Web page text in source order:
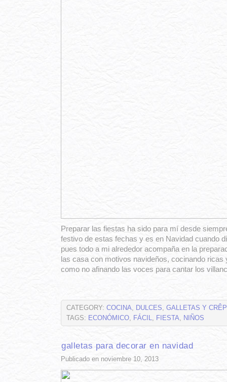
Preparar las fiestas ha sido para mí desde
festivo de estas fechas y es en Navidad cuando
pues todo a mi alrededor acompaña en la
las casa con motivos navideños, cocinando
como no afinando las voces para cantar los
CATEGORY: COCINA, DULCES, GALLETAS Y
TAGS: ECONÓMICO, FÁCIL, FIESTA, NIÑOS
galletas para decorar en navidad
Publicado en noviembre 10, 2013